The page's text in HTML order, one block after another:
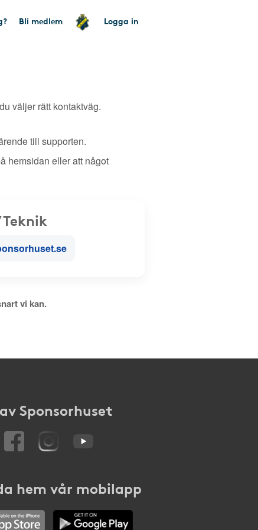
Bli medlem Logga in
väljer rätt kontaktväg.
till supporten.
hemsidan eller att något
vi kan.
Sponsorhuset
hem vår mobilapp